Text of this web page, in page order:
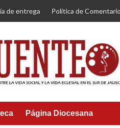
de entrega Política de
Página Diocesana